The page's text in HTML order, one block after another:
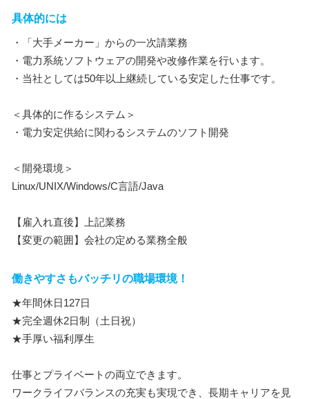
具体的には
・「大手メーカー」からの一次請業務
・電力系統ソフトウェアの開発や改修作業を行います。
・当社としては50年以上継続している安定した仕事です。
＜具体的に作るシステム＞
・電力安定供給に関わるシステムのソフト開発
＜開発環境＞
Linux/UNIX/Windows/C言語/Java
【雇入れ直後】上記業務
【変更の範囲】会社の定める業務全般
働きやすさもバッチリの職場環境！
★年間休日127日
★完全週休2日制（土日祝）
★手厚い福利厚生
仕事とプライベートの両立できます。
ワークライフバランスの充実も実現でき、長期キャリアを見